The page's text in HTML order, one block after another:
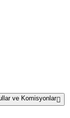
ve Komisyonlar